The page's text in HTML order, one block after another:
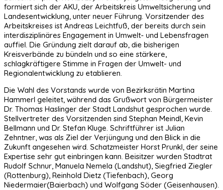
formiert sich der AKU, der Arbeitskreis Umweltsicherung und
Landesentwicklung, unter neuer Führung. Vorsitzender des
Arbeitskreises ist Andreas Leichtfuß, der bereits durch sein
interdisziplinäres Engagement in Umwelt- und Lebensfragen
auffiel. Die Gründung zielt darauf ab, die bisherigen
Kreisverbände zu bündeln und so eine stärkere,
schlagkräftigere Stimme in Fragen der Umwelt- und
Regionalentwicklung zu etablieren.
Die Wahl des Vorstands wurde von Bezirksrätin Martina
Hammerl geleitet, während das Grußwort von Bürgermeister
Dr. Thomas Haslinger der Stadt Landshut gesprochen wurde.
Stellvertreter des Vorsitzenden sind Stephan Meindl, Kevin
Bellmann und Dr. Stefan Kluge. Schriftführer ist Julian
Zehntner, was als Ziel der Verjüngung und den Blick in die
Zukunft angesehen wird. Schatzmeister Horst Prunkl, der seine
Expertise sehr gut einbringen kann. Beisitzer wurden Stadtrat
Rudolf Schnur, Manuela Nemela (Landshut), Siegfried Ziegler
(Rottenburg), Reinhold Dietz (Tiefenbach), Georg
Niedermaier(Baierbach) und Wolfgang Söder (Geisenhausen).